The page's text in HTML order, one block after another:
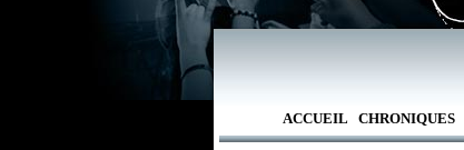
ACCUEIL CHRONIQUES